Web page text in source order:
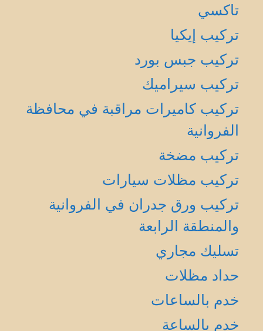
تاكسي
تركيب إيكيا
تركيب جبس بورد
تركيب سيراميك
تركيب كاميرات مراقبة في محافظة
الفروانية
تركيب مضخة
تركيب مظلات سيارات
تركيب ورق جدران في الفروانية
والمنطقة الرابعة
تسليك مجاري
حداد مظلات
خدم بالساعات
خدم بالساعة